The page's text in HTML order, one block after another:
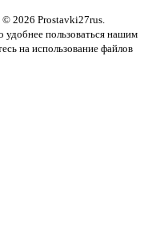
© 2026 Prostavki27rus.
пользоваться нашим
на использование файлов